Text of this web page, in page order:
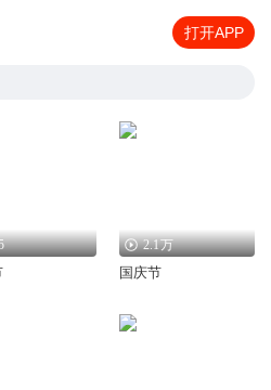
打开APP
2.1万
国庆节